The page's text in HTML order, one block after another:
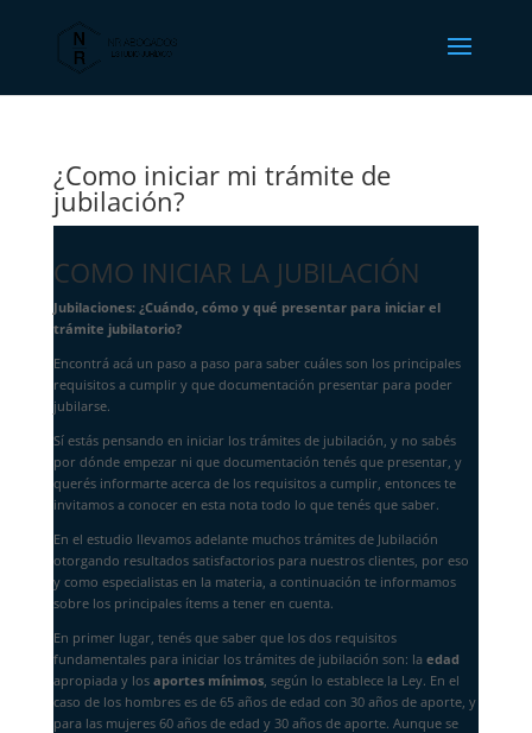
¿Como iniciar mi trámite de
jubilación?
COMO INICIAR LA JUBILACIÓN
Jubilaciones: ¿Cuándo, cómo y qué presentar para iniciar el
trámite jubilatorio?
Encontrá acá un paso a paso para saber cuáles son los principales
requisitos a cumplir y que documentación presentar para poder
jubilarse.
Sí estás pensando en iniciar los trámites de jubilación, y no sabés
por dónde empezar ni que documentación tenés que presentar, y
querés informarte acerca de los requisitos a cumplir, entonces te
invitamos a conocer en esta nota todo lo que tenés que saber.
En el estudio llevamos adelante muchos trámites de Jubilación
otorgando resultados satisfactorios para nuestros clientes, por eso
y como especialistas en la materia, a continuación te informamos
sobre los principales ítems a tener en cuenta.
En primer lugar, tenés que saber que los dos requisitos
fundamentales para iniciar los trámites de jubilación son: la edad
apropiada y los aportes mínimos, según lo establece la Ley. En el
caso de los hombres es de 65 años de edad con 30 años de aporte, y
para las mujeres 60 años de edad y 30 años de aporte. Aunque se